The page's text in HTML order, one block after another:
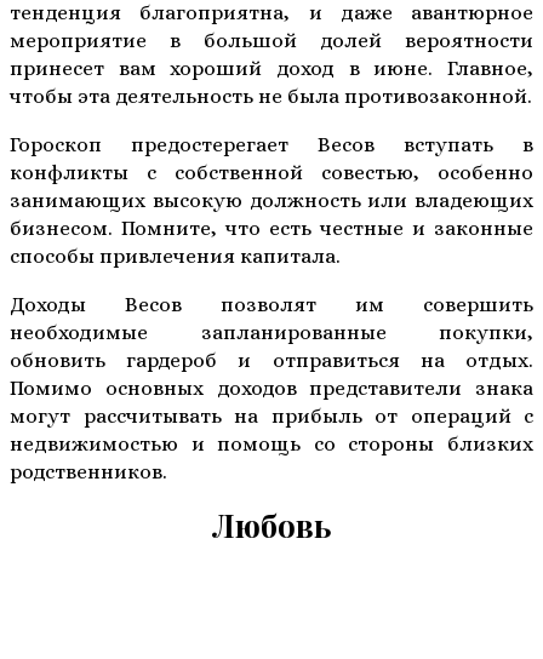
тенденция благоприятна, и даже авантюрное
мероприятие в большой долей вероятности
принесет вам хороший доход в июне. Главное,
чтобы эта деятельность не была противозаконной.
Гороскоп предостерегает Весов вступать в
конфликты с собственной совестью, особенно
занимающих высокую должность или владеющих
бизнесом. Помните, что есть честные и законные
способы привлечения капитала.
Доходы Весов позволят им совершить
необходимые запланированные покупки,
обновить гардероб и отправиться на отдых.
Помимо основных доходов представители знака
могут рассчитывать на прибыль от операций с
недвижимостью и помощь со стороны близких
родственников.
Любовь